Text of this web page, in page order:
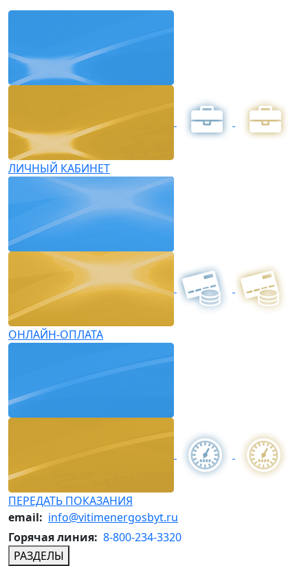
ЛИЧНЫЙ КАБИНЕТ
ОНЛАЙН-ОПЛАТА
ПЕРЕДАТЬ ПОКАЗАНИЯ
email: info@vitimenergosbyt.ru
Горячая линия: 8-800-234-3320
РАЗДЕЛЫ